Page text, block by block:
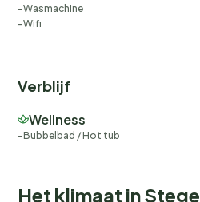
Wasmachine
Wifi
Verblijf
Wellness
Bubbelbad / Hot tub
Het klimaat in Stege